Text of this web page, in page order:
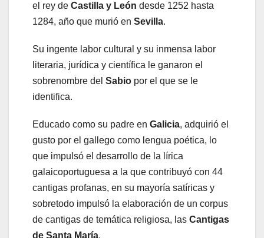
el rey de Castilla y León desde 1252 hasta
1284, año que murió en Sevilla.
Su ingente labor cultural y su inmensa labor
literaria, jurídica y científica le ganaron el
sobrenombre del Sabio por el que se le
identifica.
Educado como su padre en Galicia, adquirió el
gusto por el gallego como lengua poética, lo
que impulsó el desarrollo de la lírica
galaicoportuguesa a la que contribuyó con 44
cantigas profanas, en su mayoría satíricas y
sobretodo impulsó la elaboración de un corpus
de cantigas de temática religiosa, las Cantigas
de Santa María.